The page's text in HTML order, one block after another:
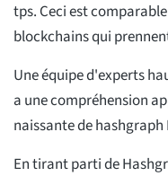
tps. Ceci est
blockchains qui
Une équipe d'experts
a une compréhension
naissante de hashgraph
En tirant parti de